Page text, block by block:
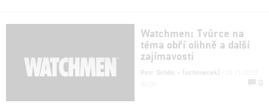
Watchmen: Tvůrce na
téma obří olihně a další
zajímavosti
Petr Schön - (schonecek)
0